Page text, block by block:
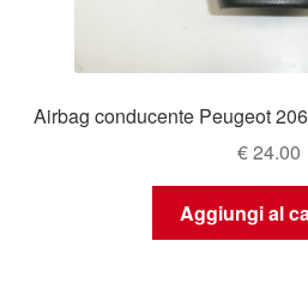
Airbag conducente Peugeot
€24.00
Aggiungi al